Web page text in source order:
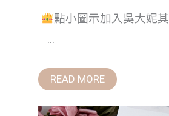
點小圖示加入吳大妮
...
READ MORE